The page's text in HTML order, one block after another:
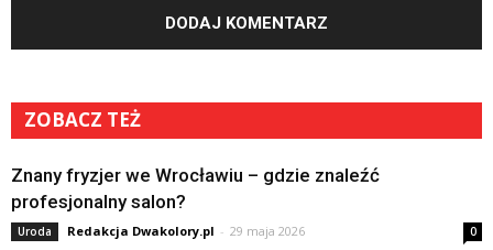
ZOBACZ TEŻ
Znany fryzjer we Wrocławiu – gdzie znaleźć
profesjonalny salon?
Uroda Redakcja Dwakolory.pl - 29 maja 2026 0